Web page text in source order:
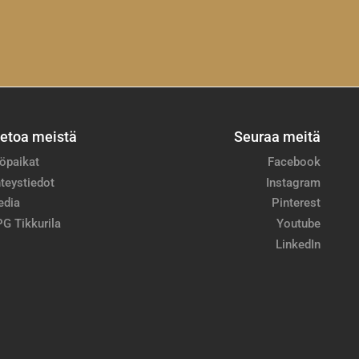
meistä
Tikkurila
Seuraa meitä
Facebook
Instagram
Pinterest
Youtube
LinkedIn